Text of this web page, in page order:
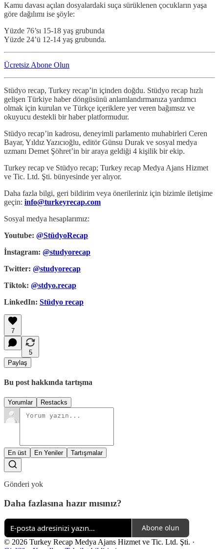
Kamu davası açılan dosyalardaki suça sürüklenen çocukların yaşa
göre dağılımı ise şöyle:
Yüzde 76’sı 15-18 yaş grubunda
Yüzde 24’ü 12-14 yaş grubunda.
Ücretsiz Abone Olun
Stüdyo recap, Turkey recap’in içinden doğdu. Stüdyo recap hızlı
gelişen Türkiye haber döngüsünü anlamlandırmanıza yardımcı
olmak için kurulan ve Türkçe içeriklere yer veren bağımsız ve
okuyucu destekli bir haber platformudur.
Stüdyo recap’in kadrosu, deneyimli parlamento muhabirleri Ceren
Bayar, Yıldız Yazıcıoğlu, editör Günsu Durak ve sosyal medya
uzmanı Demet Şöhret’in bir araya geldiği 4 kişilik bir ekip.
Turkey recap ve Stüdyo recap; Turkey recap Medya Ajans Hizmet
ve Tic. Ltd. Şti. bünyesinde yer alıyor.
Daha fazla bilgi, geri bildirim veya önerileriniz için bizimle iletişime
geçin: info@turkeyrecap.com
Sosyal medya hesaplarımız:
Youtube: @StüdyoRecap
İnstagram: @studyorecap
Twitter: @studyorecap
Tiktok: @stdyo.recap
LinkedIn: Stüdyo recap
7
5
Paylaş
Bu post hakkında tartışma
Yorumlar Restacks
En üst En Yeniler Tartışmalar
Gönderi yok
Daha fazlasına hazır mısınız?
Abone olun
© 2026 Turkey Recap Medya Ajans Hizmet ve Tic. Ltd. Şti. ·